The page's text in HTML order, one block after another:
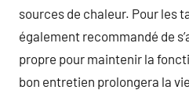
sources de chaleur. Pour les
également recommandé de
propre pour maintenir la
bon entretien prolongera la